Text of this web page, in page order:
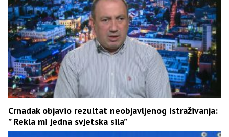
Crnadak objavio rezultat neobjavljenog istraživanja:
” Rekla mi jedna svjetska sila”